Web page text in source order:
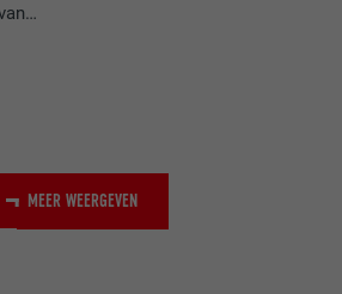
MEER WEERGEVEN
niet-vermelde doeleinden